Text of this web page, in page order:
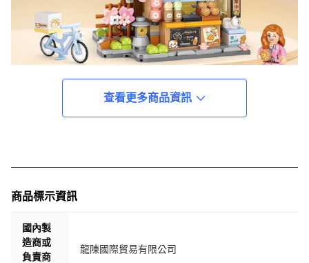
查看更多商品資訊
商品標示資訊
國內製
造商或
負責商
龍陳國際貿易有限公司